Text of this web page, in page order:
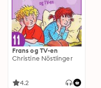
Frans og TV-en
Christine Nöstlinger
4.2